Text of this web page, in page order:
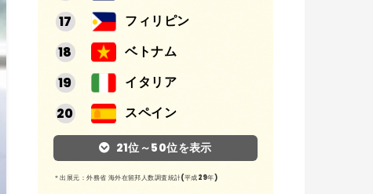
フィリピン
ベトナム
イタリア
スペイン
アルゼンチン
メキシコ
21位～50位を表示
＊出展元：外務省 海外在留邦人数調査統計(平成29年)